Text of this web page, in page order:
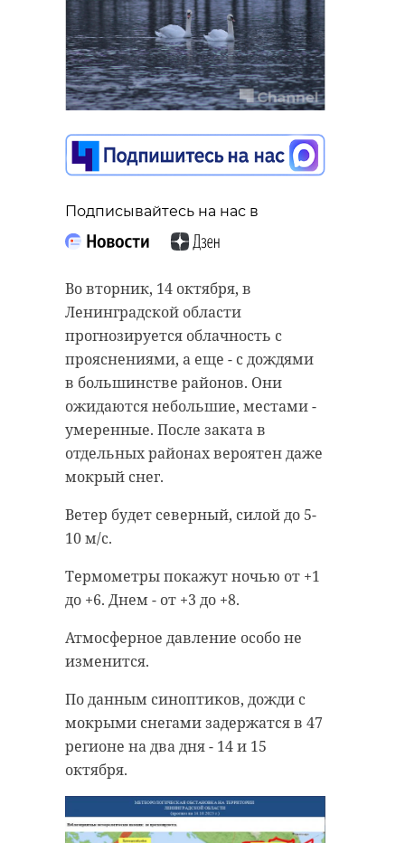
Подписывайтесь на нас в
Во вторник, 14 октября, в
Ленинградской области
прогнозируется облачность с
прояснениями, а еще - с дождями
в большинстве районов. Они
ожидаются небольшие, местами -
умеренные. После заката в
отдельных районах вероятен даже
мокрый снег.
Ветер будет северный, силой до 5-
10 м/с.
Термометры покажут ночью от +1
до +6. Днем - от +3 до +8.
Атмосферное давление особо не
изменится.
По данным синоптиков, дожди с
мокрыми снегами задержатся в 47
регионе на два дня - 14 и 15
октября.